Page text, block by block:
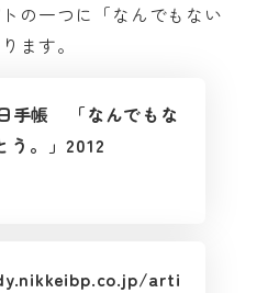
の一つに「なんでもない
ます。
手帳 「なんでもな
う。」2012
arti